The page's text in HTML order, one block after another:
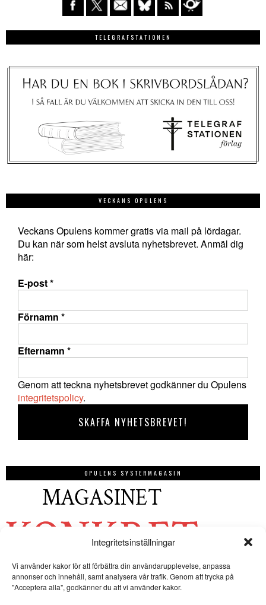
Integritetsinställningar
Vi använder kakor för att förbättra din användarupplevelse, anpassa
annonser och innehåll, samt analysera vår trafik. Genom att trycka på
"Acceptera alla", godkänner du att vi använder kakor.
TELEGRAFSTATIONEN
VECKANS OPULENS
Veckans Opulens kommer gratis via mail på lördagar.
Du kan när som helst avsluta nyhetsbrevet. Anmäl dig
här:
E-post*
Förnamn *
Efternamn *
Genom att teckna nyhetsbrevet godkänner du Opulens
integritetspolicy.
OPULENS SYSTERMAGASIN